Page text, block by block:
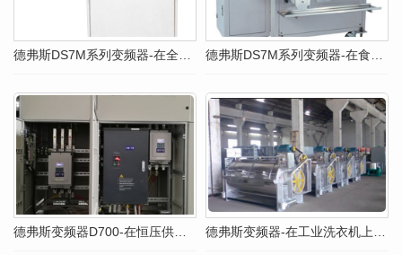
德弗斯变频器D700-在恒压供水中的应用（焦作） 德弗斯变频器-在工业洗衣机上的应用方案